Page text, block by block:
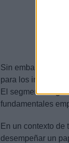
Sin embargo, los
para los
El segmentoHigh
fundamentales
En un contexto de
desempeñar un